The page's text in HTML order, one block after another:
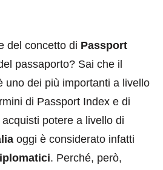
del concetto di Passport
passaporto? Sai che il
uno dei più importanti a livello
di Passport Index e di
potere a livello di
oggi è considerato infatti
. Perché, però,